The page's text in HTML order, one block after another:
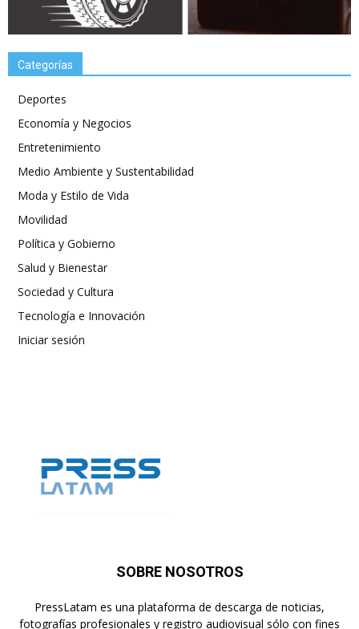
Categorías
Deportes
Economía y Negocios
Entretenimiento
Medio Ambiente y Sustentabilidad
Moda y Estilo de Vida
Movilidad
Política y Gobierno
Salud y Bienestar
Sociedad y Cultura
Tecnología e Innovación
Iniciar sesión
SOBRE NOSOTROS
PressLatam es una plataforma de descarga de noticias,
fotografías profesionales y registro audiovisual sólo con fines